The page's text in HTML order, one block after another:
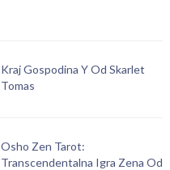
Kraj Gospodina Y Od Skarlet
Tomas
Osho Zen Tarot:
Transcendentalna Igra Zena Od